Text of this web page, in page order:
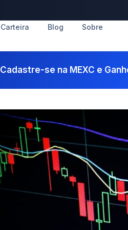
Carteira Blog Sobre
Cadastre-se na MEXC e